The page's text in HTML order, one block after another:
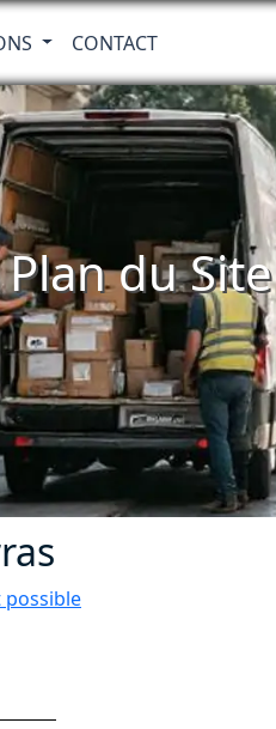
CONTACT
Plan du
possible